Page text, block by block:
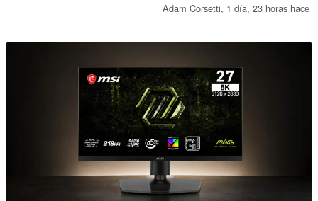
rumores sobre una dirección disfuncional. Con el futuro de los
de la última versión renovada no estén cumpliendo con las
Adam Corsetti, 1 día, 23 horas hace